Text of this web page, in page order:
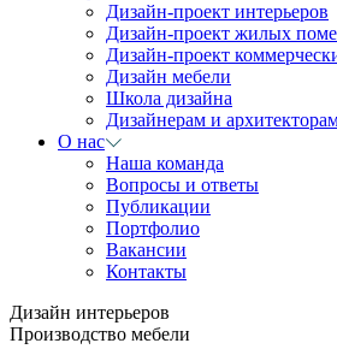
Дизайн-проект интерьеров
Дизайн-проект жилых
Дизайн-проект
Дизайн мебели
Школа дизайна
Дизайнерам и
О нас
Наша команда
Вопросы и ответы
Публикации
Портфолио
Вакансии
Контакты
Дизайн интерьеров
Производство мебели